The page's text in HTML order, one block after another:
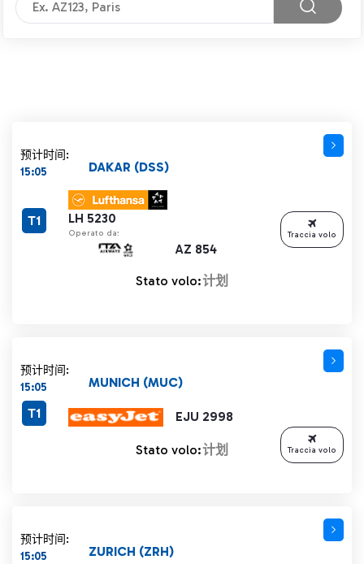
预计时间:
15:05
LH 5230
Operato da:
AZ 854
DAKAR (DSS)
T1
Stato volo:计划
Traccia volo
预计时间:
15:05
EJU 2998
MUNICH (MUC)
T1
Stato volo:计划 Traccia volo
预计时间:
15:05
ZURICH (ZRH)